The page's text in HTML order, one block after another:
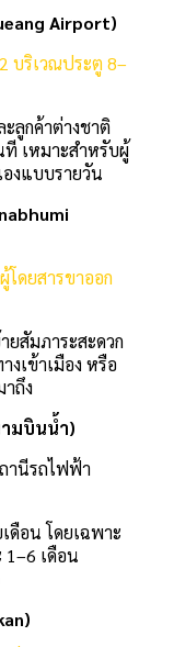
Airport)
บริเวณประตู 8–
ลูกค้าต่างชาติ
ที เหมาะสำหรับผู้
งแบบรายวัน
ดยสารขาออก
ยสัมภาระสะดวก
งเข้าเมือง หรือ
ถึง
มบินน้ำ)
านีรถไฟฟ้า
ดือน โดยเฉพาะ
1–6 เดือน